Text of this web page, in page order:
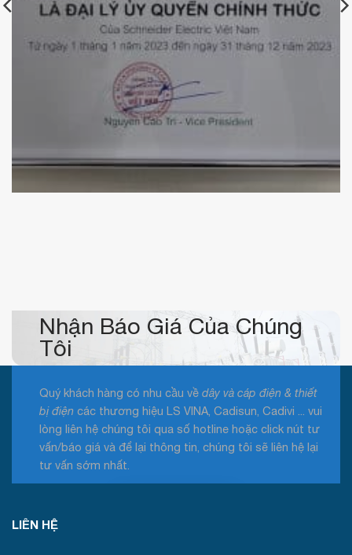
KBElectric
Nhận Báo Giá Của Chúng
Tôi
Quý khách hàng có nhu cầu về dây và cáp điện & thiết
bị điện các thương hiệu LS VINA, Cadisun, Cadivi ... vui
lòng liên hệ chúng tôi qua số hotline hoặc click nút tư
vấn/báo giá và để lại thông tin, chúng tôi sẽ liên hệ lại
tư vấn sớm nhất.
LIÊN HỆ